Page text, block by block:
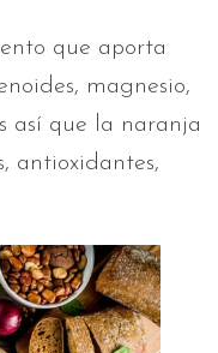
que aporta
magnesio,
así que la naranja
antioxidantes,